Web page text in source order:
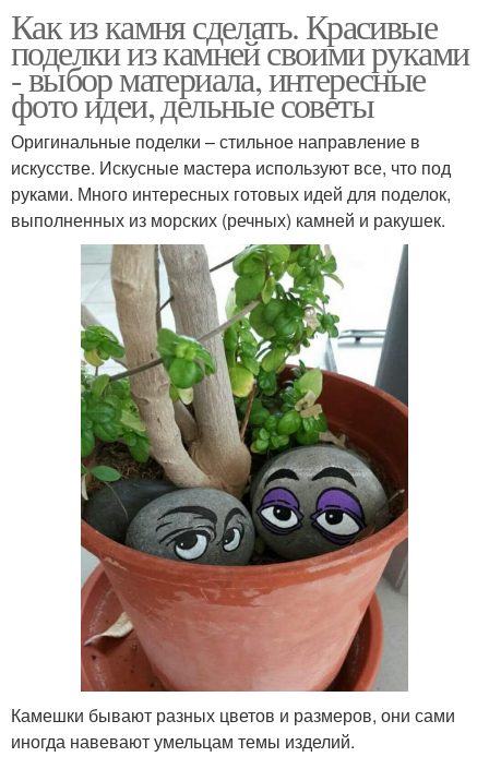
Как из камня сделать. Красивые
поделки из камней своими руками
- выбор материала, интересные
фото идеи, дельные советы
Оригинальные поделки – стильное направление в
искусстве. Искусные мастера используют все, что под
руками. Много интересных готовых идей для поделок,
выполненных из морских (речных) камней и ракушек.
Камешки бывают разных цветов и размеров, они сами
иногда навевают умельцам темы изделий.